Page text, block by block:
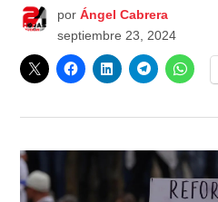
por Ángel Cabrera
septiembre 23, 2024